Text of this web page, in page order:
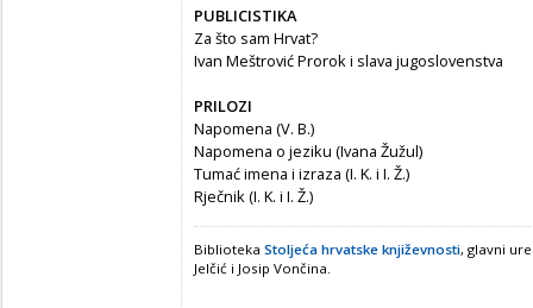
PUBLICISTIKA
Za što sam Hrvat?
Ivan Meštrović Prorok i slava jugoslovenstva
PRILOZI
Napomena (V. B.)
Napomena o jeziku (Ivana Žužul)
Tumać imena i izraza (I. K. i I. Ž.)
Rječnik (I. K. i I. Ž.)
Biblioteka Stoljeća hrvatske književnosti, glavni
Jelčić i Josip Vončina.